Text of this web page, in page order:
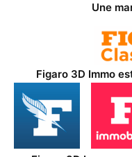
Une
Figaro 3D Immo